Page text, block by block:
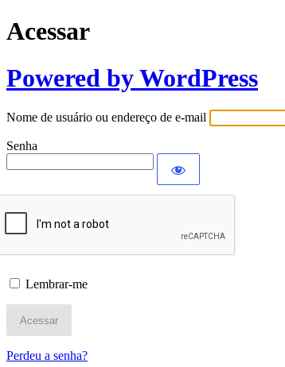
Acessar
Powered by WordPress
Nome de usuário ou endereço de e-mail
Senha
Lembrar-me
Perdeu a senha?